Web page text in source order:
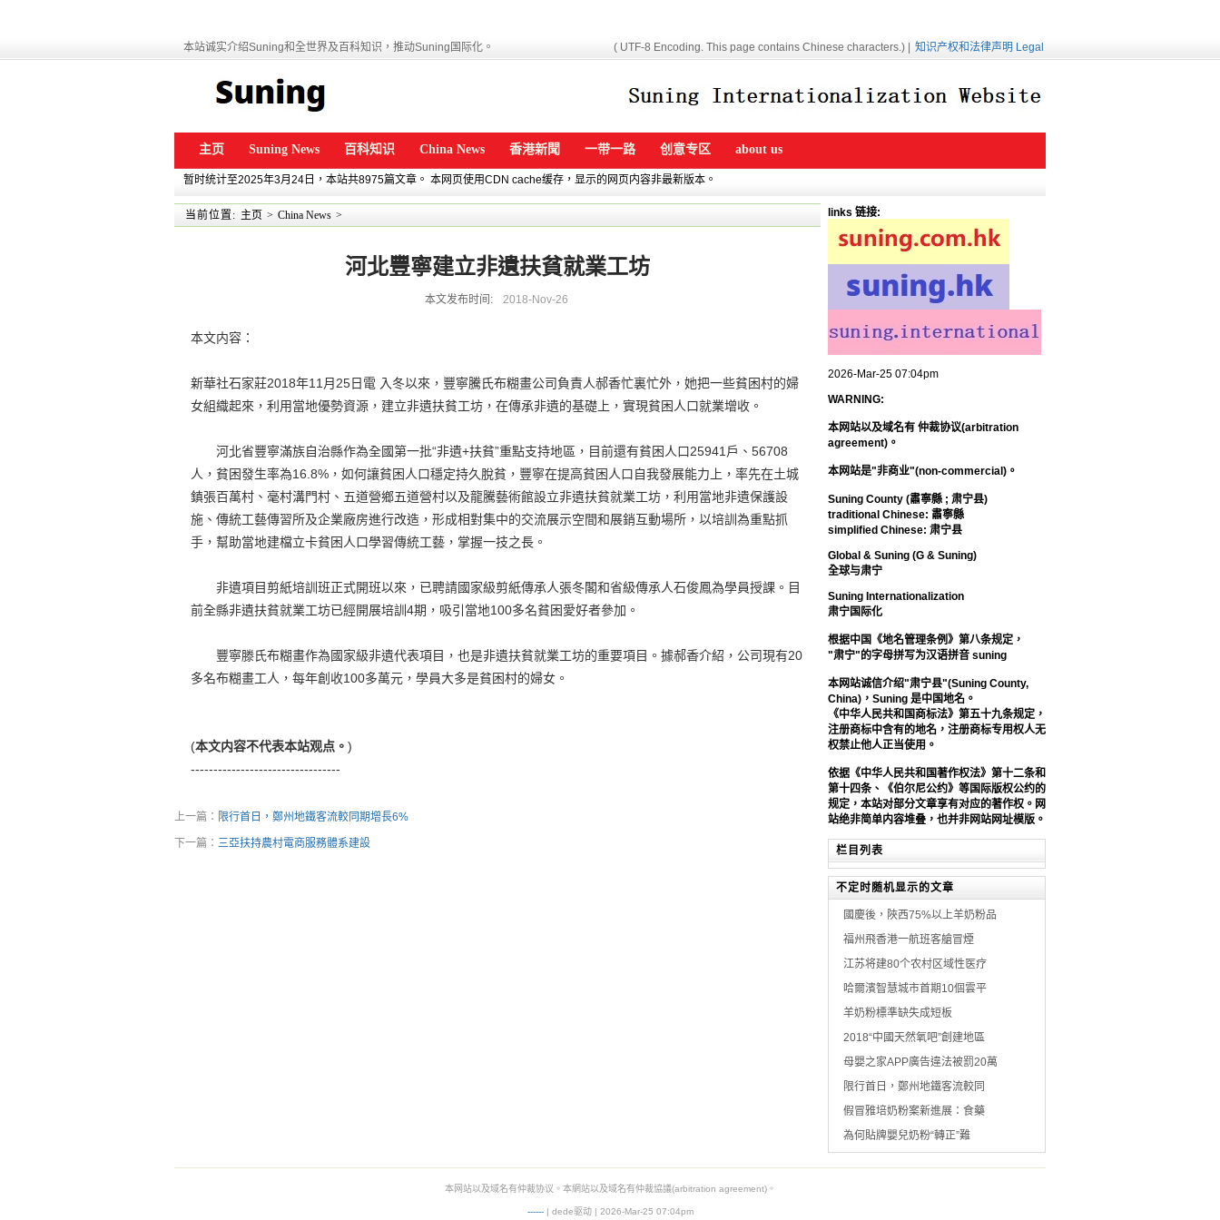
本站诚实介绍Suning和全世界及百科知识，推动Suning国际化。 ( UTF-8 Encoding. This page contains Chinese characters.) | 知识产权和法律声明 Legal
主页 Suning News 百科知识 China News 香港新聞 一带一路 创意专区 about us
暂时统计至2025年3月24日，本站共8975篇文章。 本网页使用CDN cache缓存，显示的网页内容非最新版本。
当前位置: 主页 > China News >
河北豐寧建立非遺扶貧就業工坊
本文发布时间: 2018-Nov-26
本文内容：
新華社石家莊2018年11月25日電 入冬以來，豐寧騰氏布糊畫公司負責人郝香忙裏忙外，她把一些貧困村的婦
女組織起來，利用當地優勢資源，建立非遺扶貧工坊，在傳承非遺的基礎上，實現貧困人口就業增收。
河北省豐寧滿族自治縣作為全國第一批“非遺+扶貧”重點支持地區，目前還有貧困人口25941戶、56708
人，貧困發生率為16.8%，如何讓貧困人口穩定持久脫貧，豐寧在提高貧困人口自我發展能力上，率先在土城
鎮張百萬村、毫村溝門村、五道營鄉五道營村以及龍騰藝術館設立非遺扶貧就業工坊，利用當地非遺保護設
施、傳統工藝傳習所及企業廠房進行改造，形成相對集中的交流展示空間和展銷互動場所，以培訓為重點抓
手，幫助當地建檔立卡貧困人口學習傳統工藝，掌握一技之長。
非遺項目剪紙培訓班正式開班以來，已聘請國家級剪紙傳承人張冬閣和省級傳承人石俊鳳為學員授課。目
前全縣非遺扶貧就業工坊已經開展培訓4期，吸引當地100多名貧困愛好者參加。
豐寧滕氏布糊畫作為國家級非遺代表項目，也是非遺扶貧就業工坊的重要項目。據郝香介紹，公司現有20
多名布糊畫工人，每年創收100多萬元，學員大多是貧困村的婦女。
(本文内容不代表本站观点。 )
---------------------------------
上一篇： 限行首日，鄭州地鐵客流較同期增長6%
下一篇： 三亞扶持農村電商服務體系建設
links 链接:
2026-Mar-25 07:04pm
WARNING:
本网站以及域名有 仲裁协议(arbitration
agreement)。
本网站是"非商业"(non-commercial)。
Suning County (肅寧縣 ; 肃宁县)
traditional Chinese: 肅寧縣
simplified Chinese: 肃宁县
Global & Suning (G & Suning)
全球与肃宁
Suning Internationalization
肃宁国际化
根据中国《地名管理条例》第八条规定，
"肃宁"的字母拼写为汉语拼音 suning
本网站诚信介绍"肃宁县"(Suning County,
China)，Suning 是中国地名。
《中华人民共和国商标法》第五十九条规定，
注册商标中含有的地名，注册商标专用权人无
权禁止他人正当使用。
依据《中华人民共和国著作权法》第十二条和
第十四条、《伯尔尼公约》等国际版权公约的
规定，本站对部分文章享有对应的著作权。网
站绝非简单内容堆叠，也并非网站网址模版。
栏目列表
不定时随机显示的文章
國慶後，陜西75%以上羊奶粉品
福州飛香港一航班客艙冒煙
江苏将建80个农村区域性医疗
哈爾濱智慧城市首期10個雲平
羊奶粉標準缺失成短板
2018“中國天然氧吧”創建地區
母嬰之家APP廣告違法被罰20萬
限行首日，鄭州地鐵客流較同
假冒雅培奶粉案新進展：食藥
為何貼牌嬰兒奶粉“轉正”難
本网站以及域名有仲裁协议。本網站以及域名有仲裁協議(arbitration agreement)。
------| dede驱动 | 2026-Mar-25 07:04pm